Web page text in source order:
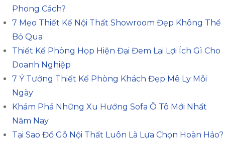
Phong Cách?
7 Mẹo Thiết Kế Nội Thất Showroom Đẹp Không Thể
Bỏ Qua
Thiết Kế Phòng Họp Hiện Đại Đem Lại Lợi Ích Gì Cho
Doanh Nghiệp
7 Ý Tưởng Thiết Kế Phòng Khách Đẹp Mê Ly Mỗi
Ngày
Khám Phá Những Xu Hướng Sofa Ô Tô Mới Nhất
Năm Nay
Tại Sao Đồ Gỗ Nội Thất Luôn Là Lựa Chọn Hoàn Hảo?